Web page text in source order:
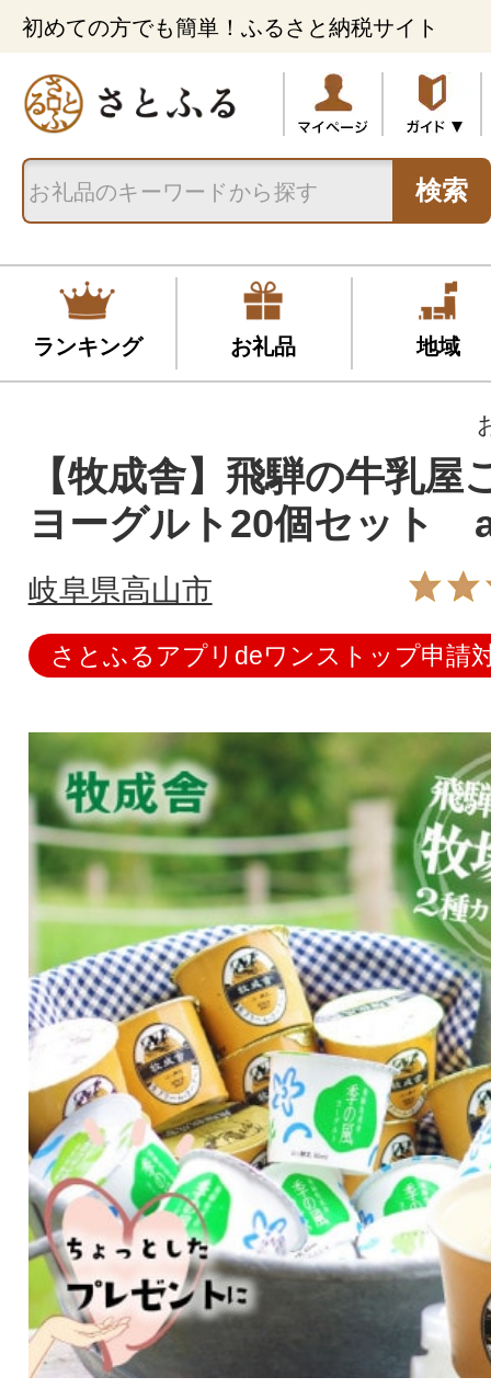
初めての方でも簡単！ふるさと納税サイト
検索
ランキング お礼品 地域
【牧成舎】飛騨の牛乳屋
ヨーグルト20個セット
岐阜県高山市
さとふるアプリdeワンストップ申請